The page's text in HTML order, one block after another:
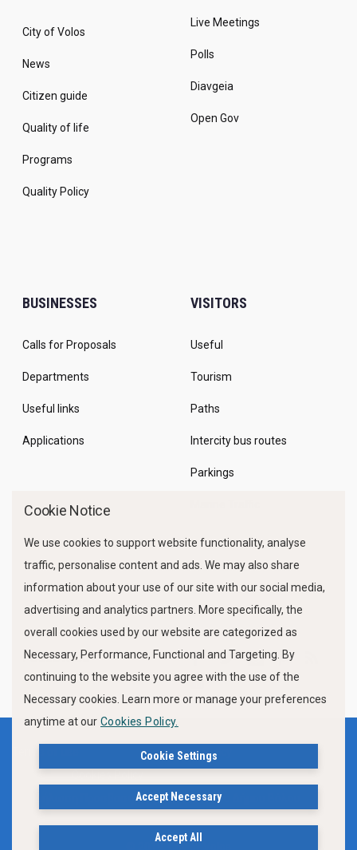
City of Volos
News
Citizen guide
Quality of life
Programs
Quality Policy
Live Meetings
Polls
Diavgeia
Open Gov
BUSINESSES
Calls for Proposals
Departments
Useful links
Applications
VISITORS
Useful
Tourism
Paths
Intercity bus routes
Parkings
FOLLOW US
© 2019, City of Volos
Privacy Policy
Δήλωση Προσβασιμότητας Ιστότοπου Δήμου Βόλου
Cookie Notice
We use cookies to support website functionality, analyse
traffic, personalise content and ads. We may also share
information about your use of our site with our social media,
advertising and analytics partners. More specifically, the
overall cookies used by our website are categorized as
Necessary, Performance, Functional and Targeting. By
continuing to the website you agree with the use of the
Necessary cookies. Learn more or manage your preferences
anytime at our Cookies Policy.
Cookie Settings
Accept Necessary
Accept All